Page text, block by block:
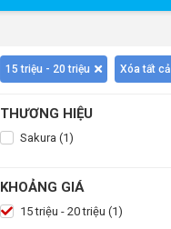
15 triệu - 20 triệu Xóa tất cả
THƯƠNG HIỆU
Sakura (1)
KHOẢNG GIÁ
15 triệu - 20 triệu (1)